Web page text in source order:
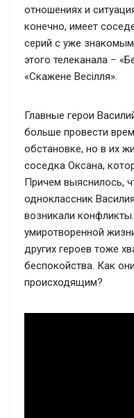
отношениях и
конечно, имеет
серий с уже
этого телеканала −
«Скажене Весілля».
Главные герои
больше провести
обстановке, но в их
соседка Оксана,
Причем выяснилось,
одноклассник
возникали
умиротворенной
других героев тоже
беспокойства. Как
происходящим?